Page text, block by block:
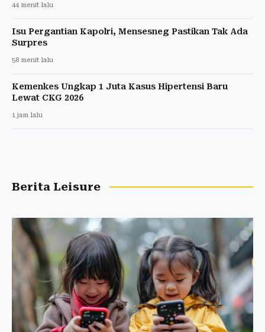
44 menit lalu
Isu Pergantian Kapolri, Mensesneg Pastikan Tak Ada
Surpres
58 menit lalu
Kemenkes Ungkap 1 Juta Kasus Hipertensi Baru
Lewat CKG 2026
1 jam lalu
Berita Leisure